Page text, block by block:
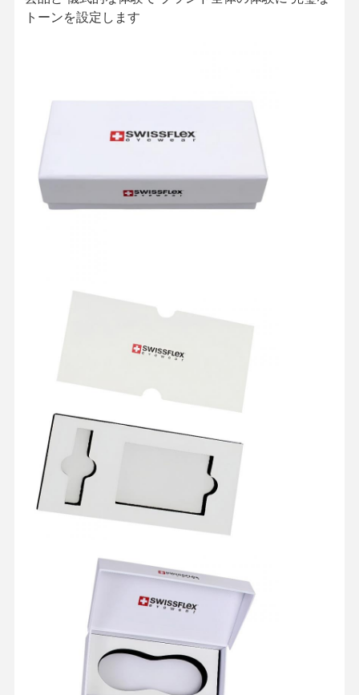
品質管理
化粧品包装ボックス
食品包装箱
衣類のカスタムパッケージング
紙のギフトボックス
トーンを設定します